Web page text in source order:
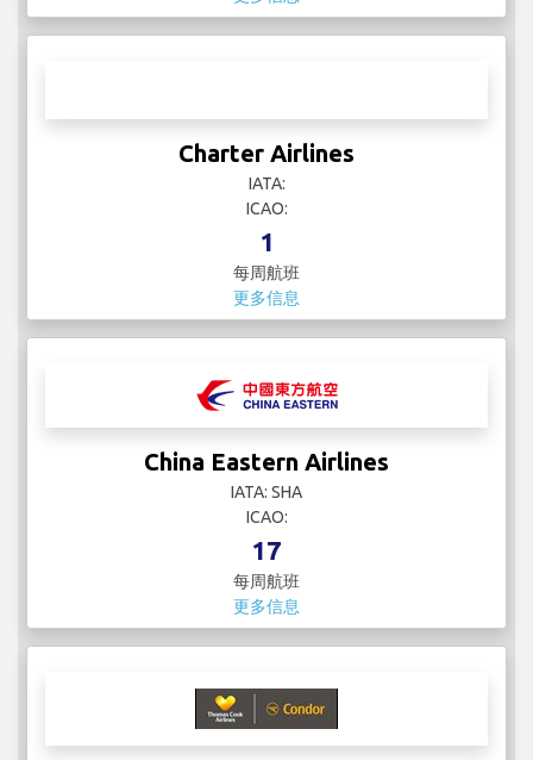
Cathay Pacific
IATA: CX
34
每周航班
更多信息
Charter Airlines
IATA:
ICAO:
1
每周航班
更多信息